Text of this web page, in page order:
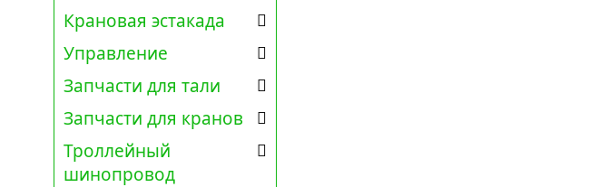
Крановая эстакада
Управление
Запчасти для тали
Запчасти для кранов
Троллейный
шинопровод